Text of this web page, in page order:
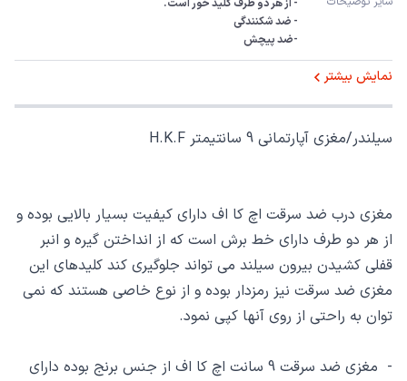
-ضد پیچش
نمایش بیشتر
سیلندر/مغزی آپارتمانی 9 سانتیمتر H.K.F
مغزی درب ضد سرقت اچ کا اف دارای کیفیت بسیار بالایی بوده و
از هر دو طرف دارای خط برش است که از انداختن گیره و انبر
قفلی کشیدن بیرون سیلند می تواند جلوگیری کند کلیدهای این
مغزی ضد سرقت نیز رمزدار بوده و از نوع خاصی هستند که نمی
توان به راحتی از روی آنها کپی نمود.
- مغزی ضد سرقت 9 سانت اچ کا اف از جنس برنج بوده دارای